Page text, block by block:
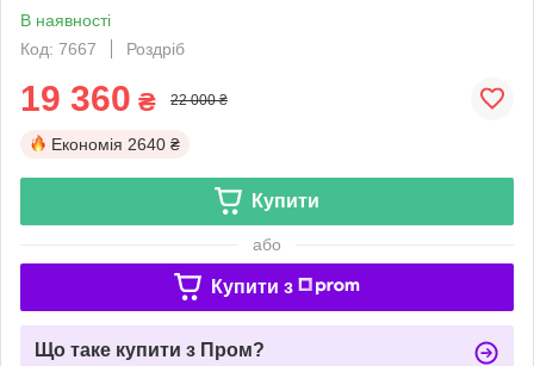
В наявності
Код: 7667
Роздріб
19 360 ₴ 22 000 ₴
Економія 2640 ₴
Купити
або
Купити з
Що таке купити з Пром?